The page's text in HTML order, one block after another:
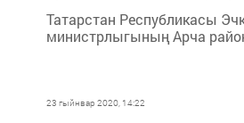
Татарстан Республикасы
министрлыгының Арча
23 гыйнвар 2020, 14:22